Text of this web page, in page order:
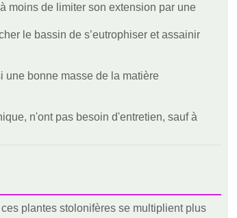
moins de limiter son extension par une
le bassin de s’eutrophiser et assainir
une bonne masse de la matière
n'ont pas besoin d'entretien, sauf à
plantes stolonifères se multiplient plus